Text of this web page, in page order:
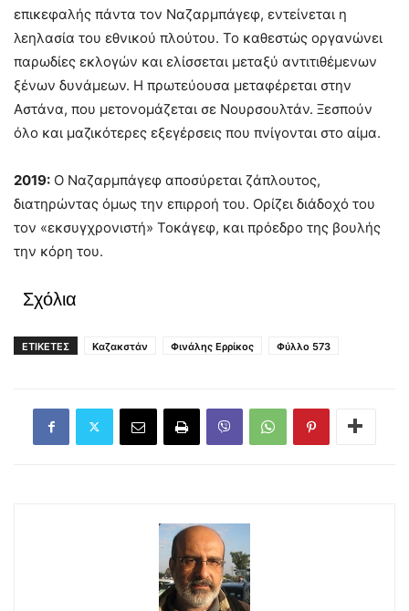
επικεφαλής πάντα τον Ναζαρμπάγεφ, εντείνεται η
λεηλασία του εθνικού πλούτου. Το καθεστώς οργανώνει
παρωδίες εκλογών και ελίσσεται μεταξύ αντιτιθέμενων
ξένων δυνάμεων. Η πρωτεύουσα μεταφέρεται στην
Αστάνα, που μετονομάζεται σε Νουρσουλτάν. Ξεσπούν
όλο και μαζικότερες εξεγέρσεις που πνίγονται στο αίμα.
2019: Ο Ναζαρμπάγεφ αποσύρεται ζάπλουτος,
διατηρώντας όμως την επιρροή του. Ορίζει διάδοχό του
τον «εκσυγχρονιστή» Τοκάγεφ, και πρόεδρο της βουλής
την κόρη του.
Σχόλια
ΕΤΙΚΕΤΕΣ Καζακστάν Φινάλης Ερρίκος Φύλλο 573